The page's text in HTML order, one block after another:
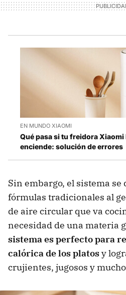
EN MUNDO XIAOMI
Qué pasa si tu freidora
enciende: solución de errores
Sin embargo, el sistema se
fórmulas tradicionales al
de aire circular que va
necesidad de una materia
sistema es perfecto para
calórica de los platosy
crujientes, jugosos y